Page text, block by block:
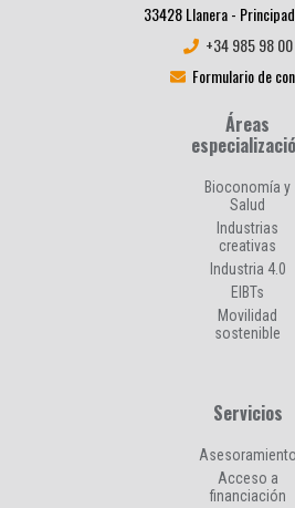
33428 Llanera -
+34 985 98
Formulario de
Áreas
Bioconomía y
Salud
Industrias
creativas
Industria 4.0
EIBTs
Movilidad
sostenible
Servicios
Asesoramiento
Acceso a
financiación